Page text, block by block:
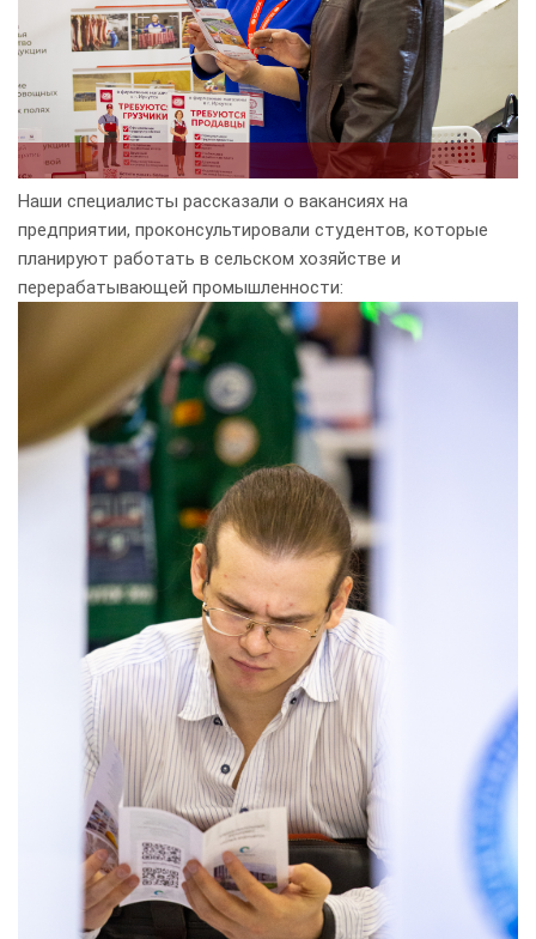
Наши специалисты рассказали о вакансиях на
предприятии, проконсультировали студентов, которые
планируют работать в сельском хозяйстве и
перерабатывающей промышленности: